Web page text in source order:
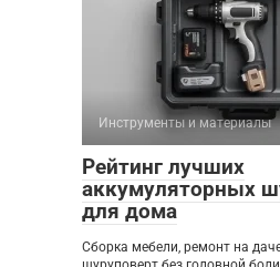
Инструменты и материалы
Рейтинг лучших
аккумуляторных
для дома
Сборка мебели, ремонт на